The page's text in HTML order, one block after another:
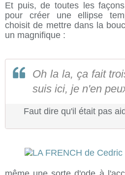
Et puis, de toutes les
pour créer une ellipse
choisit de mettre dans la
un magnifique :
Oh la la, ça fait
suis ici, je n'en
Faut dire qu'il était pas